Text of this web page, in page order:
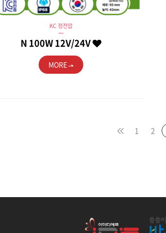
KC 정전압
N 100W 12V/24V
MORE
1 2